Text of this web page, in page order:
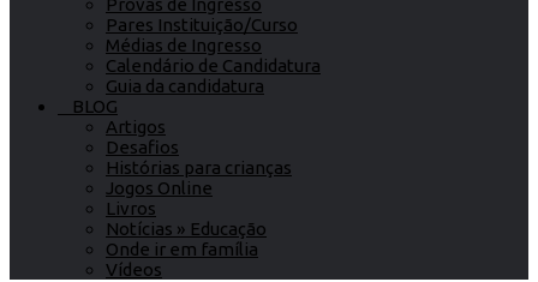
Provas de Ingresso
Pares Instituição/Curso
Médias de Ingresso
Calendário de Candidatura
Guia da candidatura
BLOG
Artigos
Desafios
Histórias para crianças
Jogos Online
Livros
Notícias » Educação
Onde ir em família
Vídeos